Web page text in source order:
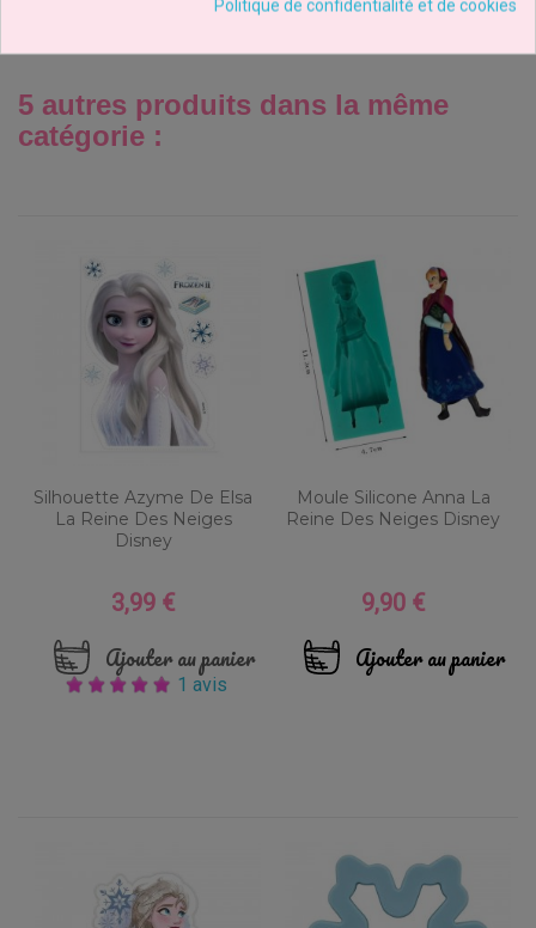
CLIQUEZ ICI POUR LAISSER UN COMMENTAIRE
5 autres produits dans la même
catégorie :
Silhouette Azyme De Elsa
La Reine Des Neiges
Disney
Prix
3,99 €
Ajouter au panier
1 avis
Moule Silicone Anna La
Reine Des Neiges Disney
Prix
9,90 €
Ajouter au panier
Politique de confidentialité et de cookies